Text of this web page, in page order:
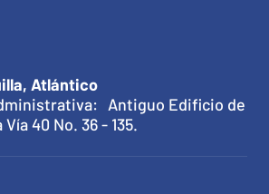
Atlántico
Antiguo Edificio de
Vía 40 No. 36 - 135.